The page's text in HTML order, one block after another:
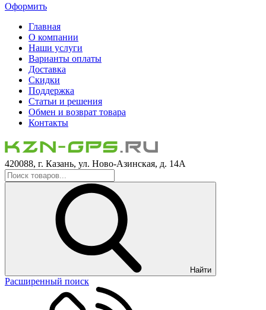
Оформить
Главная
О компании
Наши услуги
Варианты оплаты
Доставка
Скидки
Поддержка
Статьи и решения
Обмен и возврат товара
Контакты
420088, г. Казань, ул. Ново-Азинская, д. 14А
Найти
Расширенный поиск